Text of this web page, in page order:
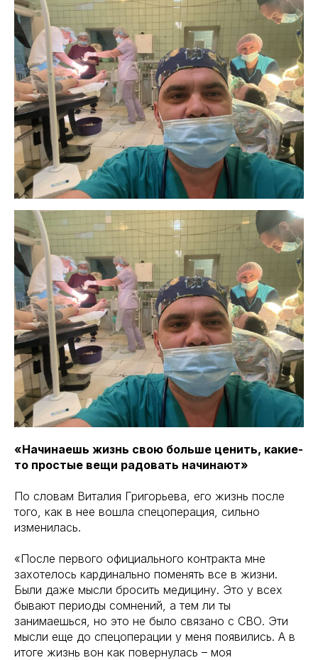
«Начинаешь жизнь свою больше ценить, какие-
то простые вещи радовать начинают»
По словам Виталия Григорьева, его жизнь после
того, как в нее вошла спецоперация, сильно
изменилась.
«После первого официального контракта мне
захотелось кардинально поменять все в жизни.
Были даже мысли бросить медицину. Это у всех
бывают периоды сомнений, а тем ли ты
занимаешься, но это не было связано с СВО. Эти
мысли еще до спецоперации у меня появились. А в
итоге жизнь вон как повернулась – моя